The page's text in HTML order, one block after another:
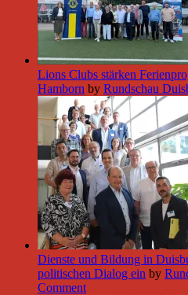
Lions Clubs stärken
Hamborn by Rundschau
Dienste und Bildung in
politischen Dialog ein by
Comment